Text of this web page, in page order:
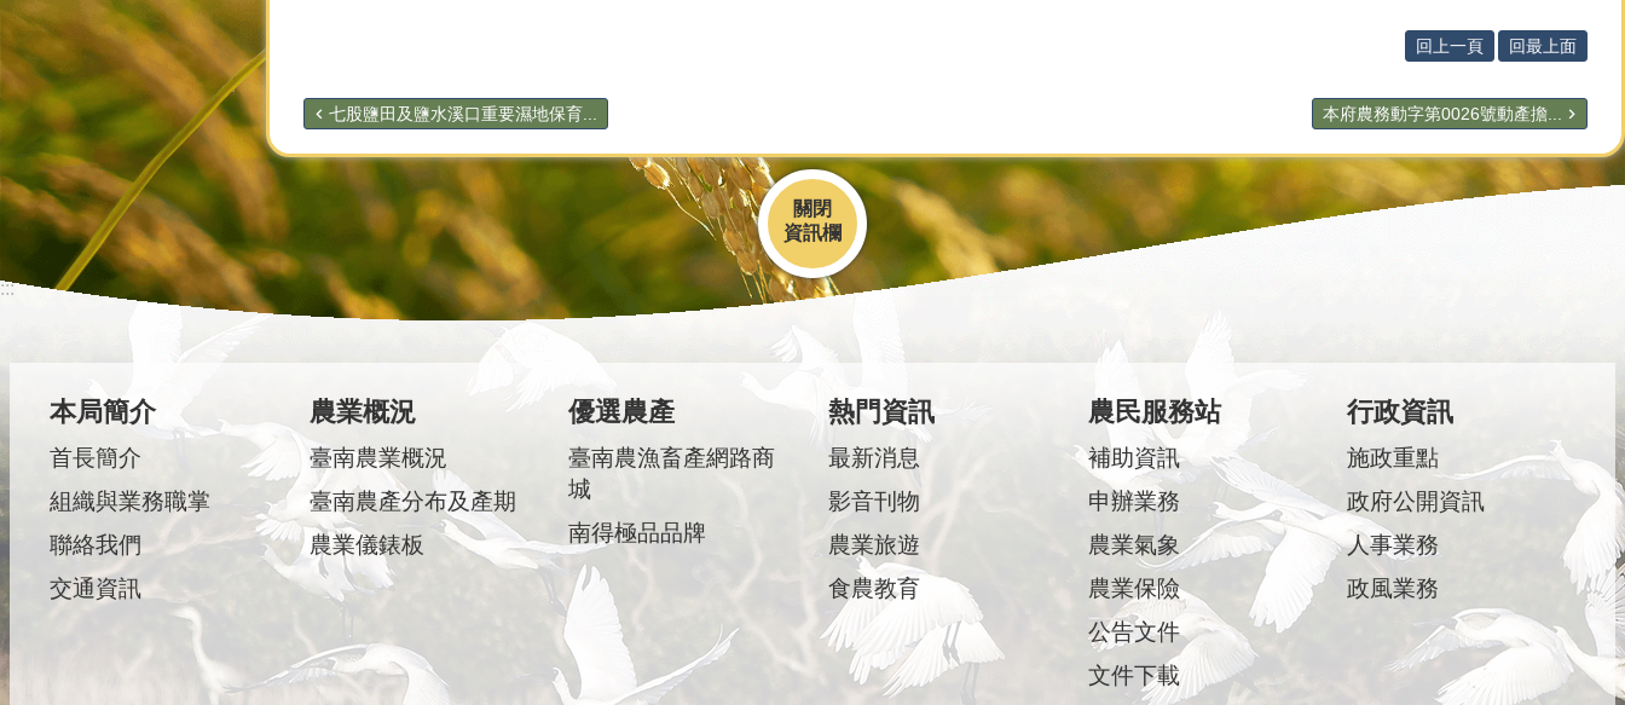
回上一頁 回最上面
七股鹽田及鹽水溪口重要濕地保育... 本府農務動字第0026號動產擔...
關閉
:::
本局簡介
首長簡介
組織與業務職掌
聯絡我們
交通資訊
農業概況
臺南農業概況
臺南農產分布及產期
農業儀錶板
優選農產
臺南農漁畜產網路商
城
南得極品品牌
熱門資訊
最新消息
影音刊物
農業旅遊
食農教育
農民服務站
補助資訊
申辦業務
農業氣象
農業保險
公告文件
文件下載
行政資訊
施政重點
政府公開資訊
人事業務
政風業務